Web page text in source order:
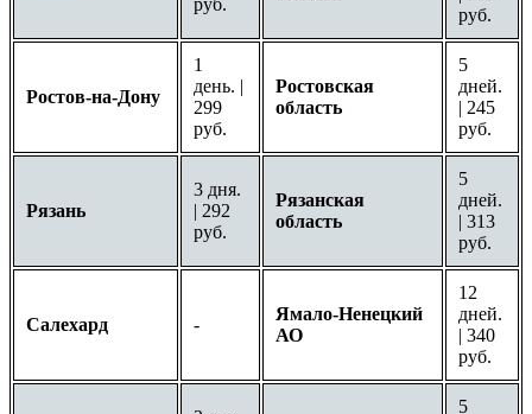
руб.
Ростов-на-Дону
1
день. |
299
руб.
Ростовская
область
5
дней.
| 245
руб.
Рязань
3 дня.
| 292
руб.
Рязанская
область
5
дней.
| 313
руб.
Салехард -
Ямало-Ненецкий
АО
12
дней.
| 340
руб.
5